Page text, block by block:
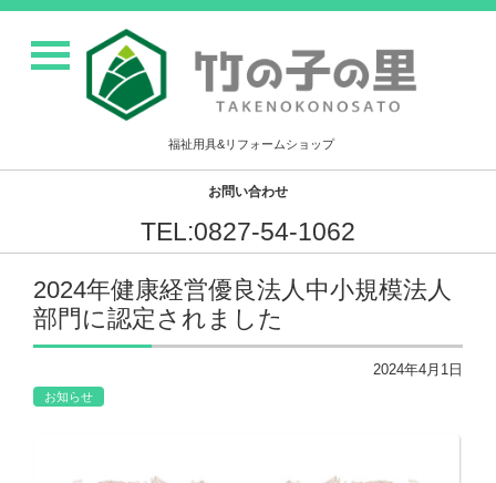
福祉用具&リフォームショップ
お問い合わせ
TEL:0827-54-1062
2024年健康経営優良法人中小規模法人
部門に認定されました
2024年4月1日
お知らせ